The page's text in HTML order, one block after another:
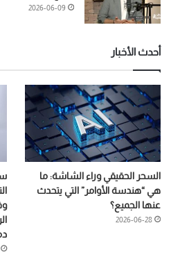
2026-06-09
أحدث الأخبار
السحر الحقيقي وراء الشاشة: ما
هي “هندسة الأوامر” التي يتحدث
عنها الجميع؟
2026-06-28